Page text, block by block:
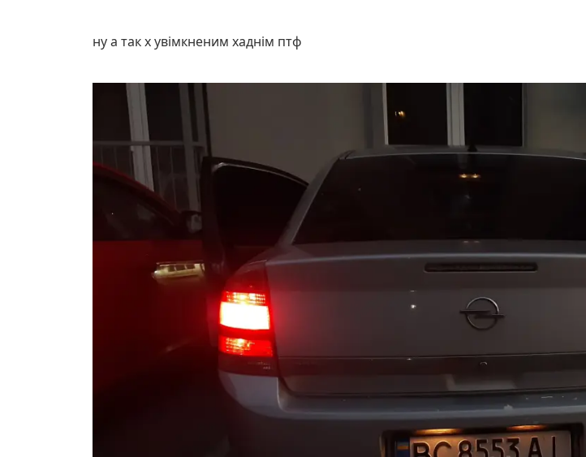
ну а так х увімкненим хаднім птф